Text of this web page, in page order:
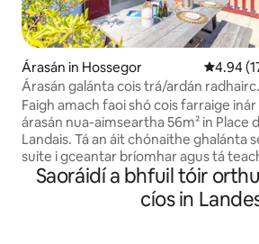
Árasán in Hossegor
4.94
Árasán galánta cois trá/ardán radhairc
aigéin
Faigh amach faoi shó cois farraige inár
árasán nua-aimseartha 56m² in Place
Landais. Tá an áit chónaithe ghalánta
suite i gceantar bríomhar agus tá
díreach ar an trá uaithi agus lochtán
bhfuil radharc ar an aigéan. Codail go
compordach sa dá sheomra leapa
Saoráidí a bhfuil tóir
cíos in